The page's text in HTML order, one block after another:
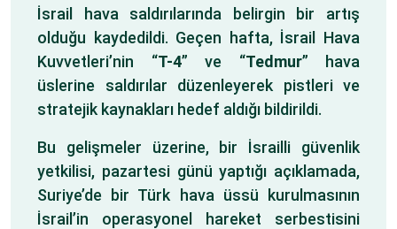
İsrail hava saldırılarında belirgin bir artış
olduğu kaydedildi. Geçen hafta, İsrail Hava
Kuvvetleri’nin “T-4” ve “Tedmur” hava
üslerine saldırılar düzenleyerek pistleri ve
stratejik kaynakları hedef aldığı bildirildi.
Bu gelişmeler üzerine, bir İsrailli güvenlik
yetkilisi, pazartesi günü yaptığı açıklamada,
Suriye’de bir Türk hava üssü kurulmasının
İsrail’in operasyonel hareket serbestisini